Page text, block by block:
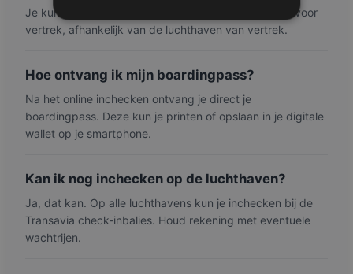
Je kunt online inchecken vanaf 30 uur tot 4 of 1 uur voor
vertrek, afhankelijk van de luchthaven van vertrek.
Hoe ontvang ik mijn boardingpass?
Na het online inchecken ontvang je direct je
boardingpass. Deze kun je printen of opslaan in je digitale
wallet op je smartphone.
Kan ik nog inchecken op de luchthaven?
Ja, dat kan. Op alle luchthavens kun je inchecken bij de
Transavia check-inbalies. Houd rekening met eventuele
wachtrijen.